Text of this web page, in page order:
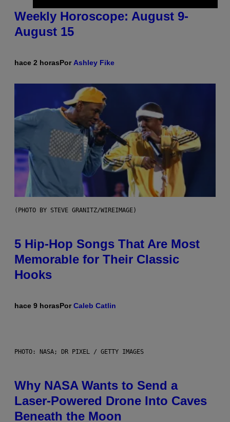
Weekly Horoscope: August 9-
August 15
hace 2 horasPorAshley Fike
(PHOTO BY STEVE GRANITZ/WIREIMAGE)
5 Hip-Hop Songs That Are Most
Memorable for Their Classic
Hooks
hace 9 horasPorCaleb Catlin
PHOTO: NASA; DR PIXEL / GETTY IMAGES
Why NASA Wants to Send a
Laser-Powered Drone Into Caves
Beneath the Moon